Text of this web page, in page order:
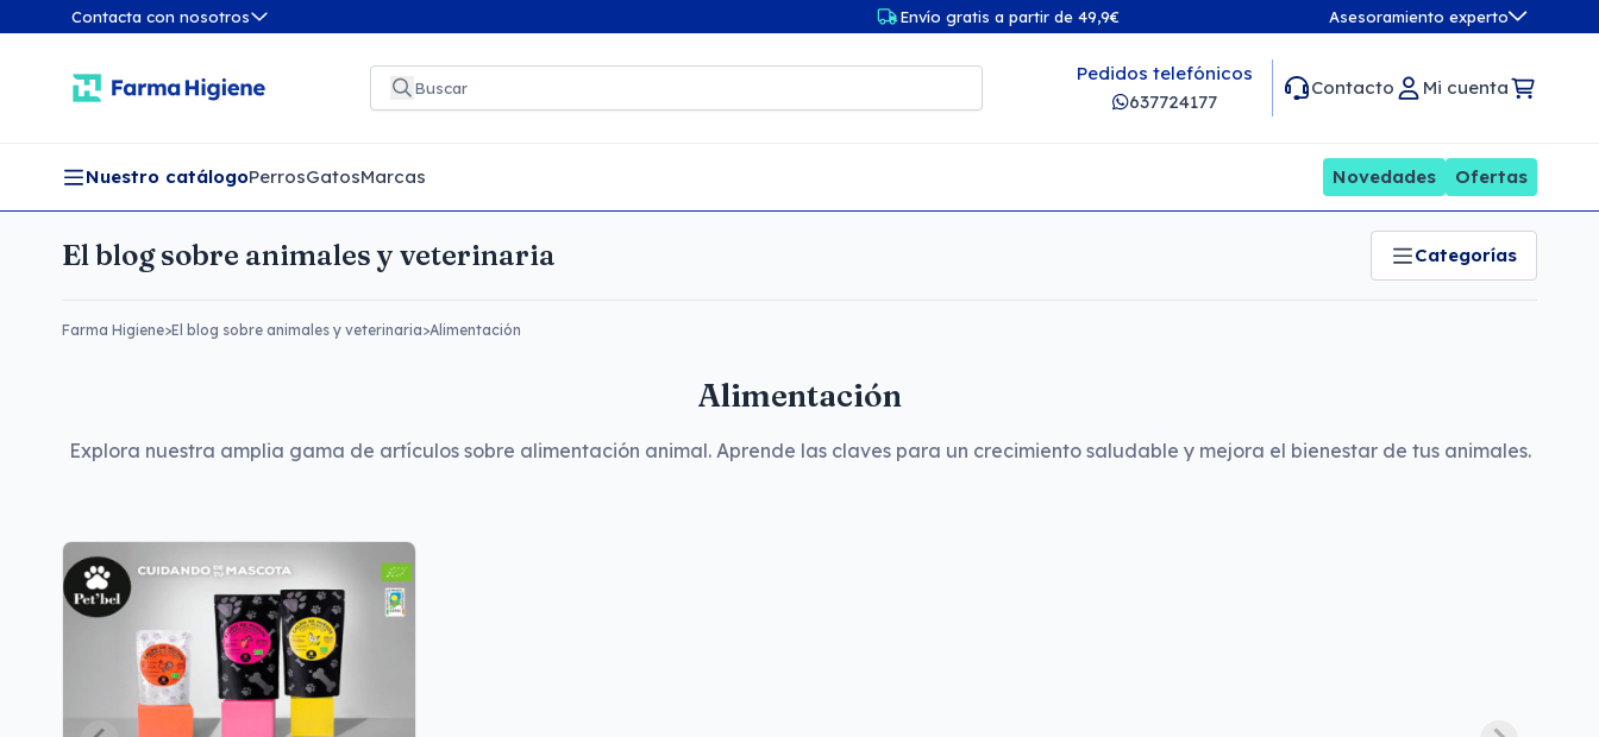
Contacta con nosotros Envío gratis a partir de 49,9€ Asesoramiento experto
Pedidos telefónicos
637724177
Contacto Mi cuenta
Nuestro catálogoPerrosGatosMarcas Novedades Ofertas
El blog sobre animales y veterinaria Categorías
Farma Higiene>El blog sobre animales y veterinaria>Alimentación
Alimentación
Explora nuestra amplia gama de artículos sobre alimentación animal. Aprende las claves para un crecimiento saludable y mejora el bienestar de tus animales.